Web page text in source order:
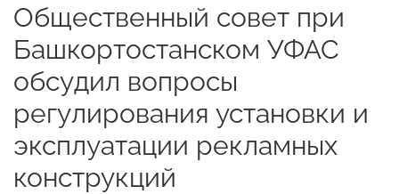
Общественный совет при
Башкортостанском УФАС
обсудил вопросы
регулирования установки и
эксплуатации рекламных
конструкций